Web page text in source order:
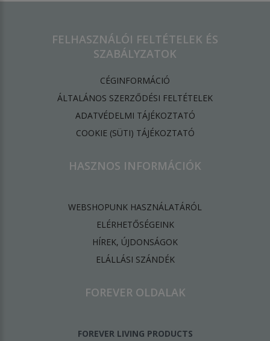
FELHASZNÁLÓI FELTÉTELEK ÉS
SZABÁLYZATOK
CÉGINFORMÁCIÓ
ÁLTALÁNOS SZERZŐDÉSI FELTÉTELEK
ADATVÉDELMI TÁJÉKOZTATÓ
​COOKIE (SÜTI) TÁJÉKOZTATÓ
HASZNOS INFORMÁCIÓK
WEBSHOPUNK HASZNÁLATÁRÓL
ELÉRHETŐSÉGEINK
HÍREK, ÚJDONSÁGOK
ELÁLLÁSI SZÁNDÉK
FOREVER OLDALAK
FOREVER LIVING PRODUCTS